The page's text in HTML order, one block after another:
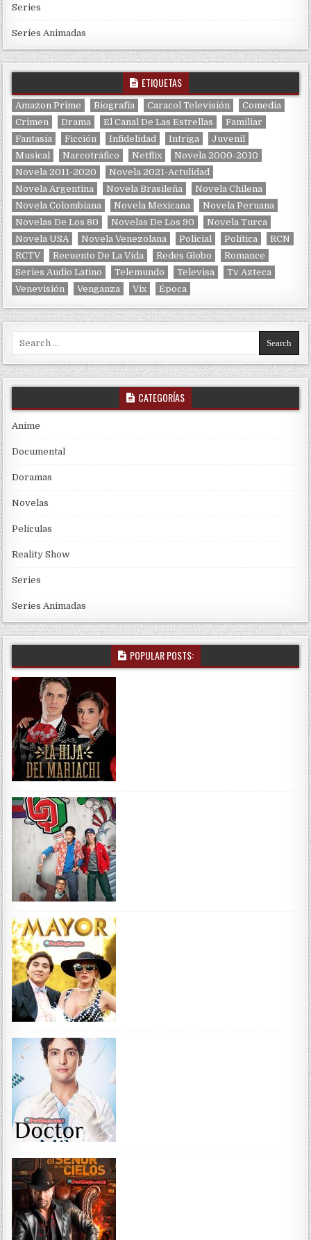
Series
Series Animadas
ETIQUETAS
Amazon Prime Biografía Caracol Televisión
Comedia
Crimen
Drama El Canal De Las Estrellas
Familiar
Fantasía
Ficción Infidelidad Intriga
Juvenil
Musical
Narcotráfico Netflix
Novela 2000-2010
Novela 2011-2020
Novela 2021-Actulidad
Novela Argentina
Novela Brasileña
Novela Chilena
Novela Colombiana
Novela Mexicana
Novela Peruana
Novelas De Los 80
Novelas De Los 90
Novela Turca
Novela USA
Novela Venezolana Policial Política
RCN
RCTV
Recuento De La Vida Redes Globo
Romance
Series Audio Latino
Telemundo Televisa
Tv Azteca
Venevisión
Venganza Vix Época
Search for:
CATEGORÍAS
Anime
Documental
Doramas
Novelas
Películas
Reality Show
Series
Series Animadas
POPULAR POSTS: